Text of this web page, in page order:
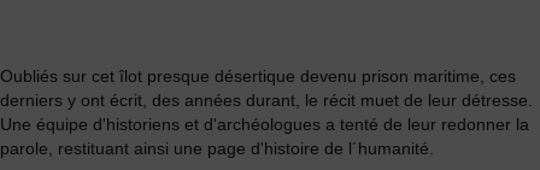
Oubliés sur cet îlot presque désertique devenu prison maritime, ces
derniers y ont écrit, des années durant, le récit muet de leur détresse.
Une équipe d'historiens et d'archéologues a tenté de leur redonner la
parole, restituant ainsi une page d'histoire de l´humanité.